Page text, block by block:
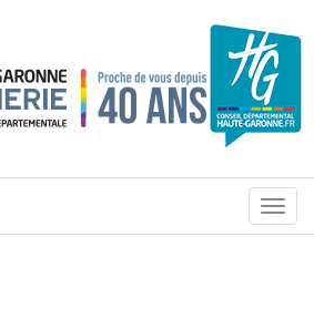
Menu
de